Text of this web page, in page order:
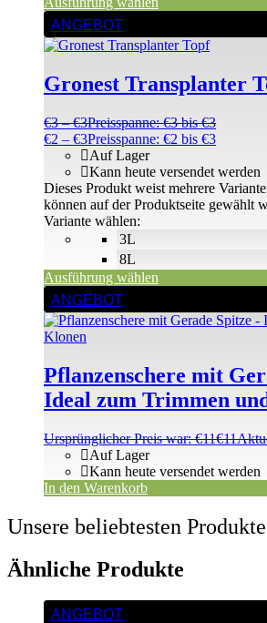
ANGEBOT
Gronest Transplanter
€3 –€3Preisspanne: €3 bis €3
€2 – €3Preisspanne: €2 bis €3
3L
8L
Auf Lager
Kann heute versendet werden
Variante wählen:
Ausführung wählen
Dieses Produkt weist mehrere
können auf der Produktseite gewählt
ANGEBOT
Pflanzenschere mit
Ideal zum Trimmen
Ursprünglicher Preis war: €11€11
Auf Lager
Kann heute versendet werden
In den Warenkorb
Unsere beliebtesten Produkte
Ähnliche Produkte
ANGEBOT